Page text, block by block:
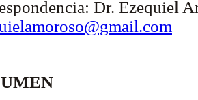
Dr. Ezequiel